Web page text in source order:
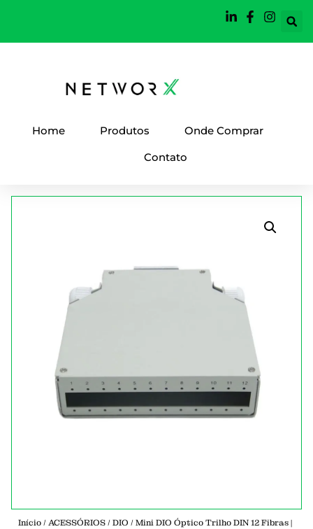
Home Produtos
Onde Comprar
Contato
Início/ACESSÓRIOS/DIO / Mini DIO Óptico Trilho DIN 12 Fibras |